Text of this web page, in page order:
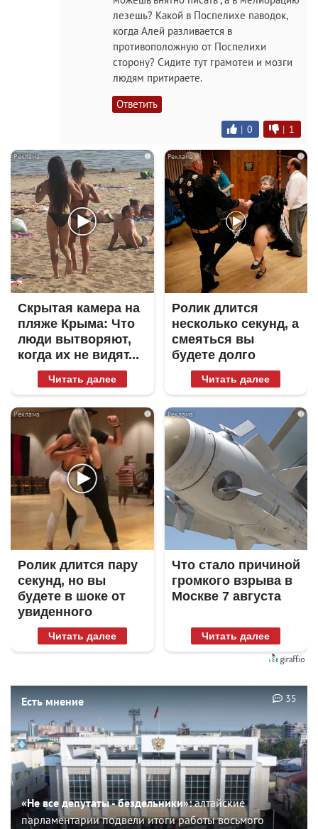
лезешь? Какой в Поспелихе паводок,
когда Алей разливается в
противоположную от Поспелихи
сторону? Сидите тут грамотеи и мозги
людям притираете.
Ответить
| 0 | 1
i
Скрытая камера на
пляже Крыма: Что
люди вытворяют,
когда их не видят...
Читать далее
i
Ролик длится
несколько секунд, а
смеяться вы
будете долго
Читать далее
i
Ролик длится пару
секунд, но вы
будете в шоке от
увиденного
Читать далее
i
Что стало причиной
громкого взрыва в
Москве 7 августа
Читать далее
Есть мнение
«Не все депутаты - бездельники»:алтайские
парламентарии подвели итоги работы восьмого
35